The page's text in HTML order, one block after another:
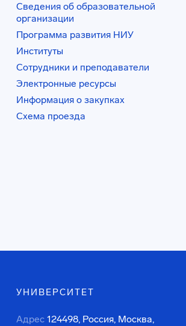
Сведения об образовательной
организации
Программа развития НИУ
Институты
Сотрудники и преподаватели
Электронные ресурсы
Информация о закупках
Схема проезда
УНИВЕРСИТЕТ
Адрес 124498, Россия, Москва,